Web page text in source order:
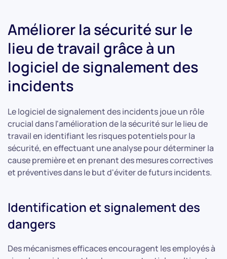
Améliorer la sécurité sur le
lieu de travail grâce à un
logiciel de signalement des
incidents
Le logiciel de signalement des incidents joue un rôle
crucial dans l'amélioration de la sécurité sur le lieu de
travail en identifiant les risques potentiels pour la
sécurité, en effectuant une analyse pour déterminer la
cause première et en prenant des mesures correctives
et préventives dans le but d'éviter de futurs incidents.
Identification et signalement des
dangers
Des mécanismes efficaces encouragent les employés à